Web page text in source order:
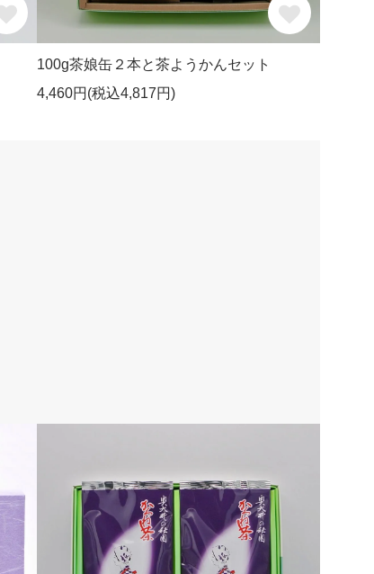
100g茶娘缶２本と茶ようかんセット
4,460円(税込4,817円)